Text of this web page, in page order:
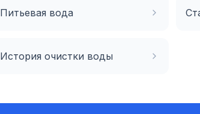
Питьевая вода
История очистки воды